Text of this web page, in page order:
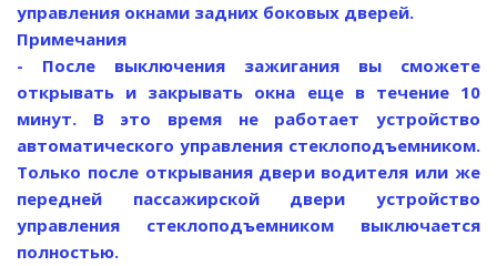
управления окнами задних боковых дверей.
Примечания
- После выключения зажигания вы сможете
открывать и закрывать окна еще в течение 10
минут. В это время не работает устройство
автоматического управления стеклоподъемником.
Только после открывания двери водителя или же
передней пассажирской двери устройство
управления стеклоподъемником выключается
полностью.